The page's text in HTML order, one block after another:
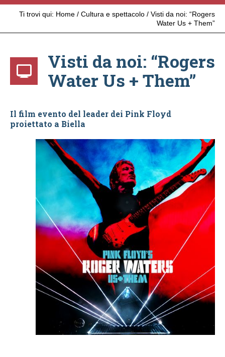
Ti trovi qui: Home / Cultura e spettacolo / Visti da noi: “Rogers
Water Us + Them”
Visti da noi: “Rogers
Water Us + Them”
Il film evento del leader dei Pink Floyd
proiettato a Biella